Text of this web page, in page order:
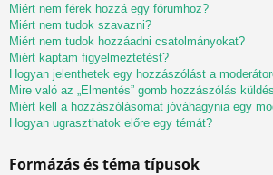
Miért nem férek hozzá egy fórumhoz?
Miért nem tudok szavazni?
Miért nem tudok hozzáadni csatolmányokat?
Miért kaptam figyelmeztetést?
Hogyan jelenthetek egy hozzászólást a
Mire való az „Elmentés” gomb hozzászólás
Miért kell a hozzászólásomat jóváhagynia egy
Hogyan ugraszthatok előre egy témát?
Formázás és téma típusok